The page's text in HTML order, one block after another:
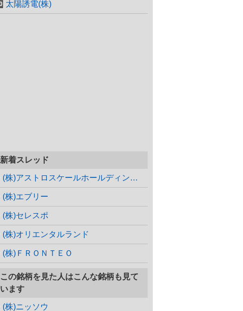
太陽誘電(株)
新着スレッド
(株)アストロスケールホールディングス
(株)エブリー
(株)セレスポ
(株)オリエンタルランド
(株)ＦＲＯＮＴＥＯ
この銘柄を見た人はこんな銘柄も見て
います
(株)ニッソウ